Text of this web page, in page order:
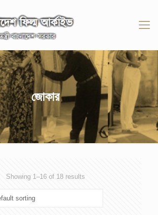
জোকার
Showing 1–16 of 18 results